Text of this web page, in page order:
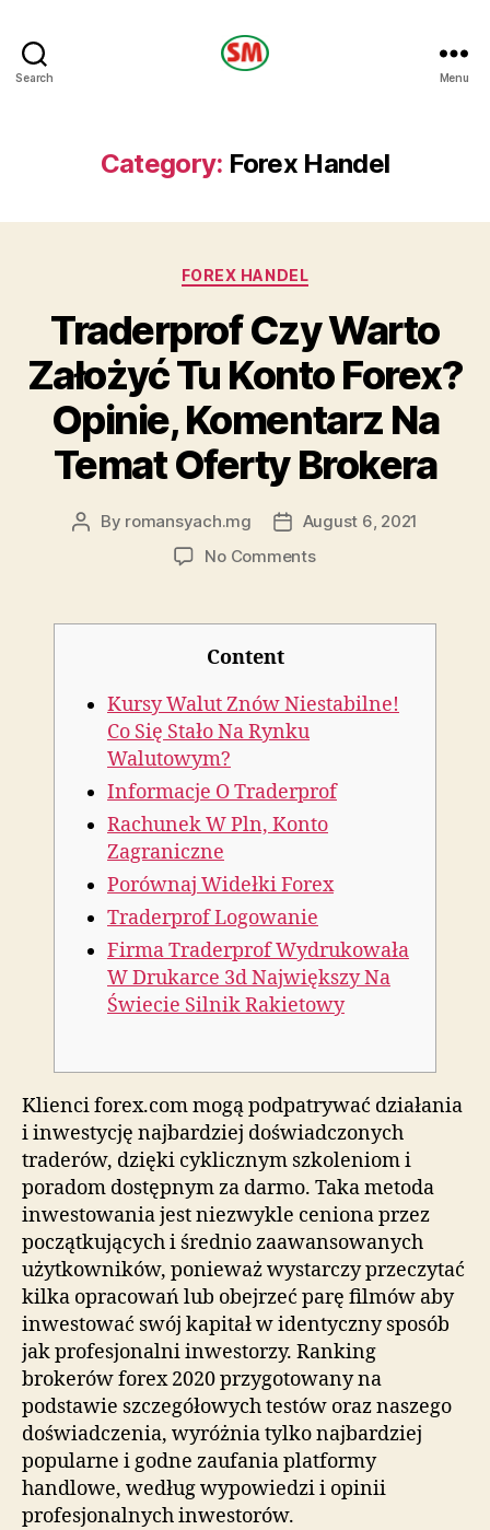
Search Menu
Category: Forex Handel
Categories
FOREX HANDEL
Traderprof Czy Warto
Założyć Tu Konto Forex?
Opinie, Komentarz Na
Temat Oferty Brokera
Post
By romansyach.mg
PostAugust 6, 2021
No Commentson
Warto
Konto
Na
Temat
Content
Kursy Walut Znów Niestabilne!
Co Się Stało Na Rynku
Walutowym?
Informacje O Traderprof
Rachunek W Pln, Konto
Zagraniczne
Porównaj Widełki Forex
Traderprof Logowanie
Firma Traderprof Wydrukowała
W Drukarce 3d Największy Na
Świecie Silnik Rakietowy
Klienci forex.com mogą podpatrywać działania
i inwestycję najbardziej doświadczonych
traderów, dzięki cyklicznym szkoleniom i
poradom dostępnym za darmo. Taka metoda
inwestowania jest niezwykle ceniona przez
początkujących i średnio zaawansowanych
użytkowników, ponieważ wystarczy przeczytać
kilka opracowań lub obejrzeć parę filmów aby
inwestować swój kapitał w identyczny sposób
jak profesjonalni inwestorzy. Ranking
brokerów forex 2020 przygotowany na
podstawie szczegółowych testów oraz naszego
doświadczenia, wyróżnia tylko najbardziej
popularne i godne zaufania platformy
handlowe, według wypowiedzi i opinii
profesjonalnych inwestorów.